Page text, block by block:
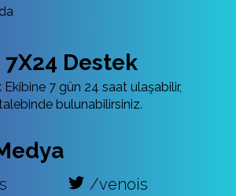
7X24 Destek
7 gün 24 saat ulaşabilir,
bulunabilirsiniz.
/venois